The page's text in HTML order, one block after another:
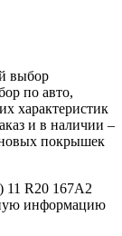
выбор
по авто,
характеристик
и в наличии –
покрышек
11 R20 167A2
информацию